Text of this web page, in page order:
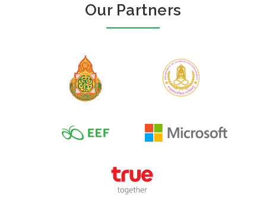
ลวง” และข้อมูล
บิดเบือน: คู่มือเพื่อการ
Our Partners